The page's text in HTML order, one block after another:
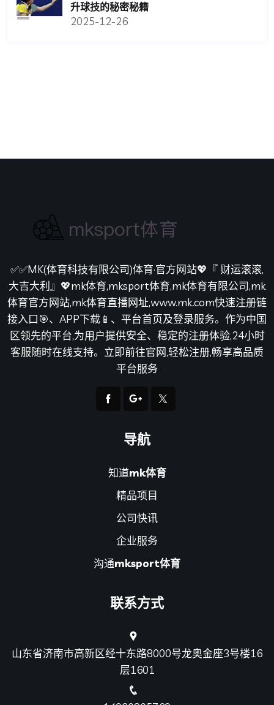
升球技的秘密秘籍
2025-12-26
✅✅MK(体育科技有限公司)体育·官方网站💖『 财运滚滚,
大吉大利』💖mk体育,mksport体育,mk体育有限公司,mk
体育官方网站,mk体育直播网址,www.mk.com快速注册链
接入口🎯、APP下载📱、平台首页及登录服务。作为中国
区领先的平台,为用户提供安全、稳定的注册体验,24小时
客服随时在线支持。立即前往官网,轻松注册,畅享高品质
平台服务
导航
知道mk体育
精品项目
公司快讯
企业服务
沟通mksport体育
联系方式
山东省济南市高新区经十东路8000号龙奥金座3号楼16
层1601